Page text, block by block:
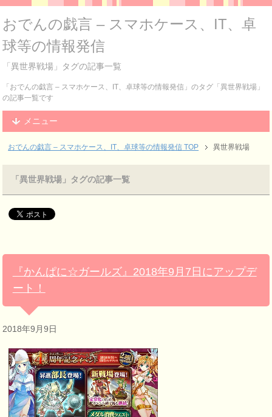
おでんの戯言 – スマホケース、IT、卓
球等の情報発信
「異世界戦場」タグの記事一覧
「おでんの戯言 – スマホケース、IT、卓球等の情報発信」のタグ「異世界戦場」
の記事一覧です
メニュー
おでんの戯言 – スマホケース、IT、卓球等の情報発信 TOP 異世界戦場
「異世界戦場」タグの記事一覧
『かんぱに☆ガールズ』2018年9月7日にアップデ
ート！
2018年9月9日